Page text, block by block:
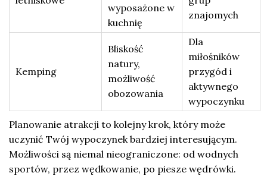
wyposażone w
kuchnię
znajomych
Kemping
Bliskość
natury,
możliwość
obozowania
Dla
miłośników
przygód i
aktywnego
wypoczynku
Planowanie atrakcji to kolejny krok, który może
uczynić Twój wypoczynek bardziej interesującym.
Możliwości są niemal nieograniczone: od wodnych
sportów, przez wędkowanie, po piesze wędrówki.